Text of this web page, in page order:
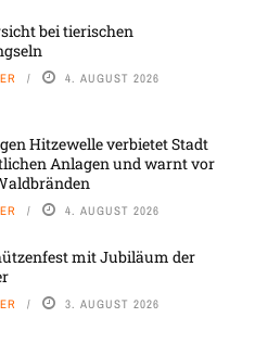
bei tierischen
4. AUGUST 2026
Hitzewelle verbietet Stadt
Anlagen und warnt vor
4. AUGUST 2026
mit Jubiläum der
3. AUGUST 2026